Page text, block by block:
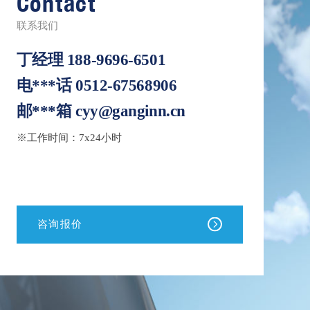
联系我们
丁经理 188-9696-6501
电***话0512-67568906
邮***箱cyy@ganginn.cn
※工作时间：7x24小时
咨询报价